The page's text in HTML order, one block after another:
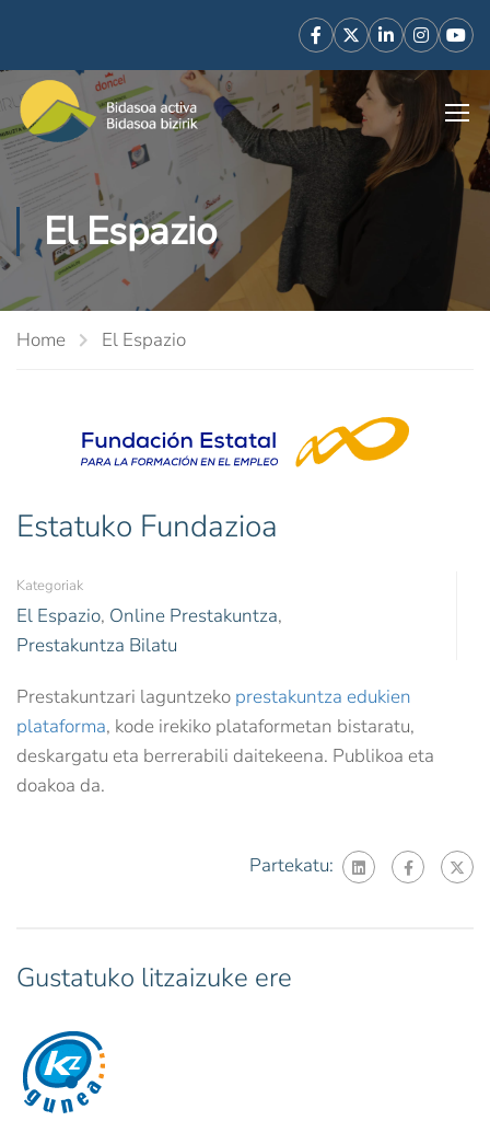
El Espazio
Home El Espazio
Estatuko Fundazioa
Kategoriak
El Espazio, Online Prestakuntza,
Prestakuntza Bilatu
Prestakuntzari laguntzeko prestakuntza edukien
plataforma, kode irekiko plataformetan bistaratu,
deskargatu eta berrerabili daitekeena. Publikoa eta
doakoa da.
Partekatu:
Gustatuko litzaizuke ere